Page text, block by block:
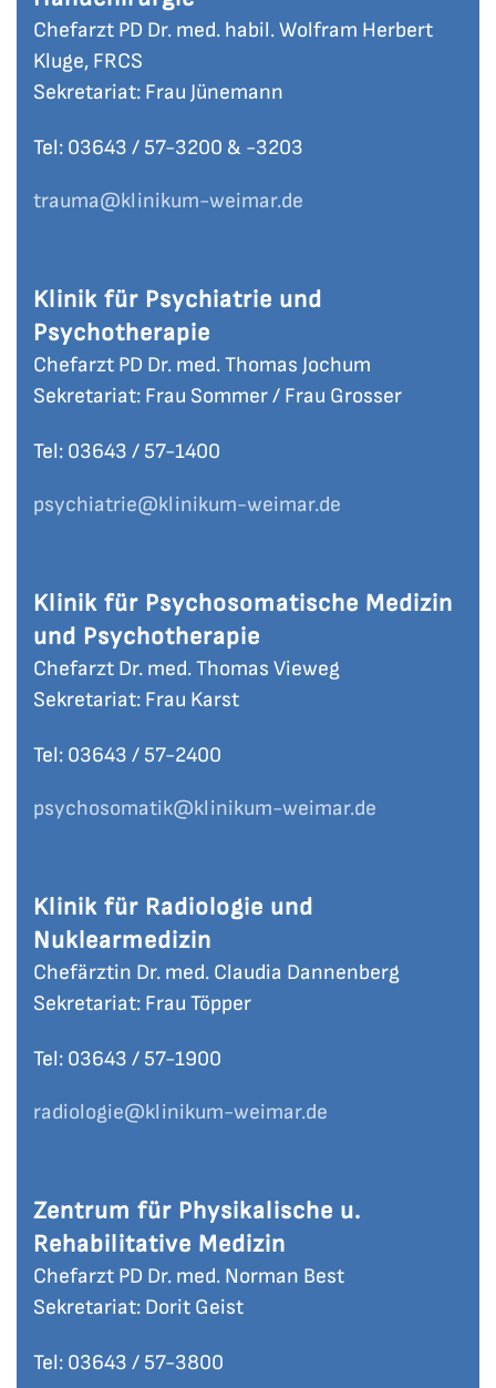
Chefarzt PD Dr. med. habil. Wolfram Herbert
Kluge, FRCS
Sekretariat: Frau Jünemann
Tel: 03643 / 57-3200 & -3203
trauma@klinikum-weimar.de
Klinik für Psychiatrie und
Psychotherapie
Chefarzt PD Dr. med. Thomas Jochum
Sekretariat: Frau Sommer / Frau Grosser
Tel: 03643 / 57-1400
psychiatrie@klinikum-weimar.de
Klinik für Psychosomatische Medizin
und Psychotherapie
Chefarzt Dr. med. Thomas Vieweg
Sekretariat: Frau Karst
Tel: 03643 / 57-2400
psychosomatik@klinikum-weimar.de
Klinik für Radiologie und
Nuklearmedizin
Chefärztin Dr. med. Claudia Dannenberg
Sekretariat: Frau Töpper
Tel: 03643 / 57-1900
radiologie@klinikum-weimar.de
Zentrum für Physikalische u.
Rehabilitative Medizin
Chefarzt PD Dr. med. Norman Best
Sekretariat: Dorit Geist
Tel: 03643 / 57-3800